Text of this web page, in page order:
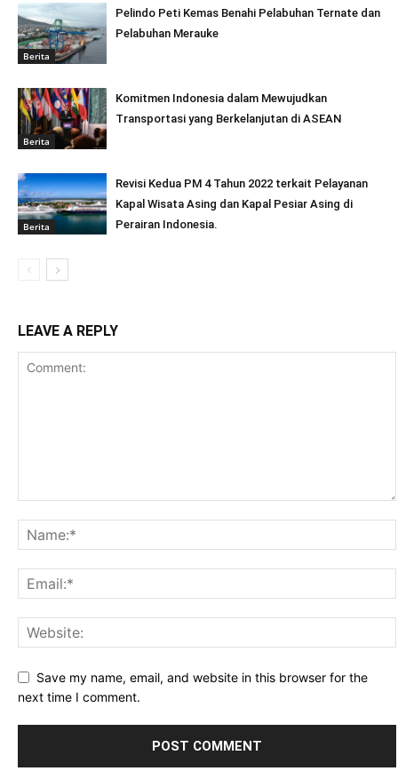
Berita
Pelindo Peti Kemas Benahi Pelabuhan Ternate dan
Pelabuhan Merauke
Berita
Komitmen Indonesia dalam Mewujudkan
Transportasi yang Berkelanjutan di ASEAN
Berita
Revisi Kedua PM 4 Tahun 2022 terkait Pelayanan
Kapal Wisata Asing dan Kapal Pesiar Asing di
Perairan Indonesia.
LEAVE A REPLY
Save my name, email, and website in this browser for the
next time I comment.